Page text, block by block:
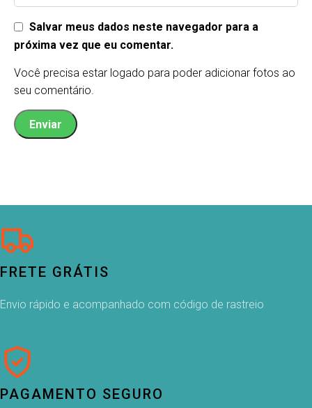
Salvar meus dados neste navegador para a
próxima vez que eu comentar.
Você precisa estar logado para poder adicionar fotos ao
seu comentário.
FRETE GRÁTIS
Envio rápido e acompanhado com código de rastreio
PAGAMENTO SEGURO